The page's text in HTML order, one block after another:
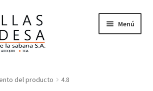
Menú
del producto 4.8